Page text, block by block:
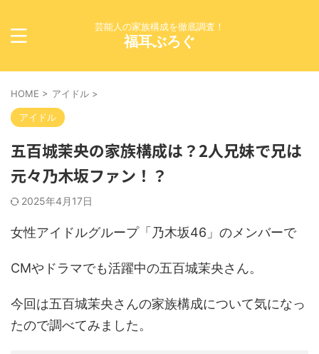
芸能人の家族構成を徹底調査！
福耳ぶろぐ
HOME > アイドル >
アイドル
五百城茉央の家族構成は？2人兄妹で兄は
元々乃木坂ファン！？
2025年4月17日
女性アイドルグループ「乃木坂46」のメンバーで
CMやドラマでも活躍中の五百城茉央さん。
今回は五百城茉央さんの家族構成について気になっ
たので調べてみました。